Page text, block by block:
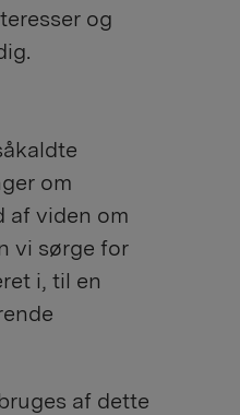
og
om
af viden om
vi sørge for
i, til en
af dette